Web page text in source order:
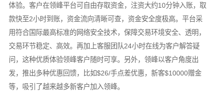
体验。客户在领峰平台可自由存取资金，注资大约10分钟入账，取
款快至2小时到账，资金流向清晰可查，资金安全度极高。平台采
用符合国际最高标准的网络安全技术，保障交易环境安全、透明，
交易环节稳定、高效。再加上客服团队24小时在线为客户解答疑
问，这种优质体验领峰客户随时可享。另外，领峰以客户角度出
发，推出多种优惠回馈，比如$26/手点差优惠，新客$10000赠金
等，吸引了越来越多新客户加入领峰。